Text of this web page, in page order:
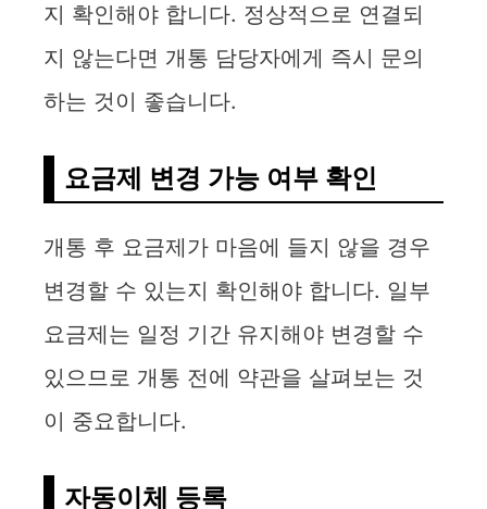
지 확인해야 합니다. 정상적으로 연결되
지 않는다면 개통 담당자에게 즉시 문의
하는 것이 좋습니다.
요금제 변경 가능 여부 확인
개통 후 요금제가 마음에 들지 않을 경우
변경할 수 있는지 확인해야 합니다. 일부
요금제는 일정 기간 유지해야 변경할 수
있으므로 개통 전에 약관을 살펴보는 것
이 중요합니다.
자동이체 등록